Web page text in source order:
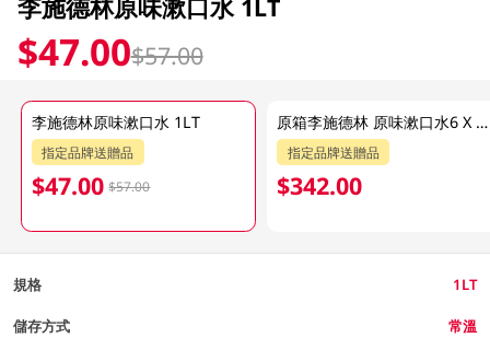
李施德林原味漱口水 1LT
$47.00$57.00
李施德林原味漱口水 1LT
指定品牌送贈品
$47.00 $57.00
原箱李施德林 原味漱口水6 X 1 LT
指定品牌送贈品
$342.00
規格 1LT
儲存方式 常溫